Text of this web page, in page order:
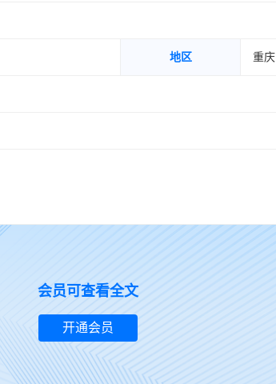
地区 重庆
会员可查看全文
开通会员